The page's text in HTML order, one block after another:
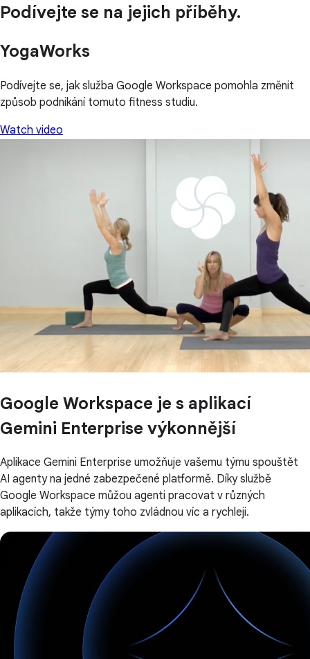
Podívejte se na jejich příběhy.
YogaWorks
Podívejte se, jak služba Google Workspace pomohla změnit
způsob podnikání tomuto fitness studiu.
Watch video
Google Workspace je s aplikací
Gemini Enterprise výkonnější
Aplikace Gemini Enterprise umožňuje vašemu týmu spouštět
AI agenty na jedné zabezpečené platformě. Díky službě
Google Workspace můžou agenti pracovat v různých
aplikacích, takže týmy toho zvládnou víc a rychleji.